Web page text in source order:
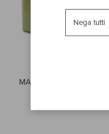
MARSEILLES SOAP GREEN
Nega tutti